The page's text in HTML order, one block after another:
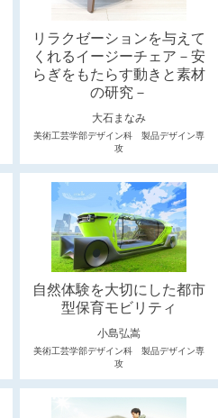
リラクゼーションを与えて
くれるイージーチェア－安
らぎをもたらす動きと素材
の研究－
大石まなみ
美術工芸学部デザイン科 製品デザイン専
攻
自然体験を大切にした都市
型保育モビリティ
小島弘嵩
美術工芸学部デザイン科 製品デザイン専
攻